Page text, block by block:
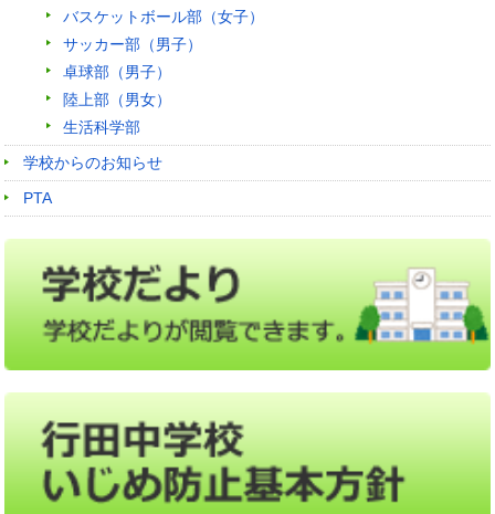
バスケットボール部（女子）
サッカー部（男子）
卓球部（男子）
陸上部（男女）
生活科学部
学校からのお知らせ
PTA